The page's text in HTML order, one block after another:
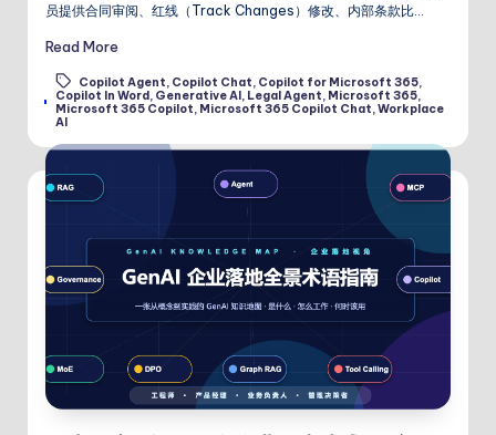
员提供合同审阅、红线（Track Changes）修改、内部条款比…
Read More
Tags:
Copilot Agent, Copilot Chat, Copilot for Microsoft 365,
Copilot In Word, Generative AI, Legal Agent, Microsoft 365,
Microsoft 365 Copilot, Microsoft 365 Copilot Chat,Workplace
AI